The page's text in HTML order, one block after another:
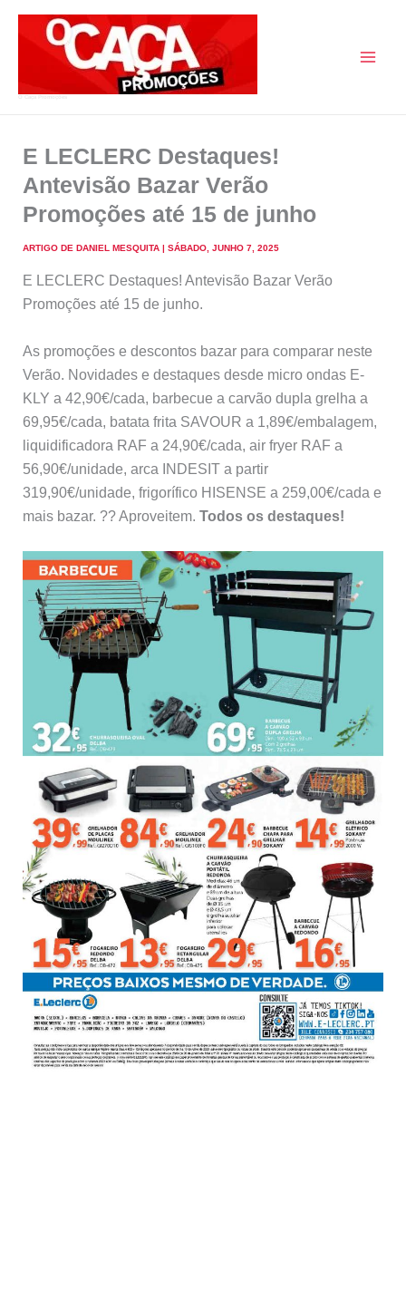
E LECLERC Destaques!
Antevisão Bazar Verão
Promoções até 15 de junho
ARTIGO DE DANIEL MESQUITA | SÁBADO, JUNHO 7, 2025
E LECLERC Destaques! Antevisão Bazar Verão
Promoções até 15 de junho.
As promoções e descontos bazar para comparar neste
Verão. Novidades e destaques desde micro ondas E-
KLY a 42,90€/cada, barbecue a carvão dupla grelha a
69,95€/cada, batata frita SAVOUR a 1,89€/embalagem,
liquidificadora RAF a 24,90€/cada, air fryer RAF a
56,90€/unidade, arca INDESIT a partir
319,90€/unidade, frigorífico HISENSE a 259,00€/cada e
mais bazar. ?? Aproveitem. Todos os destaques!